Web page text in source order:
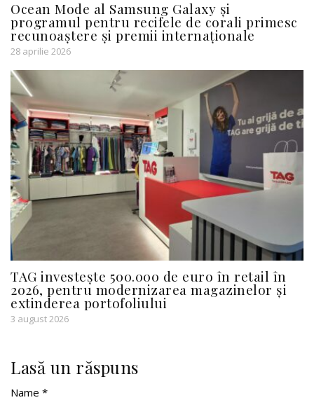
Ocean Mode al Samsung Galaxy și
programul pentru recifele de corali primesc
recunoaștere și premii internaționale
28 aprilie 2026
TAG investește 500.000 de euro în retail în
2026, pentru modernizarea magazinelor și
extinderea portofoliului
3 august 2026
Lasă un răspuns
Name *